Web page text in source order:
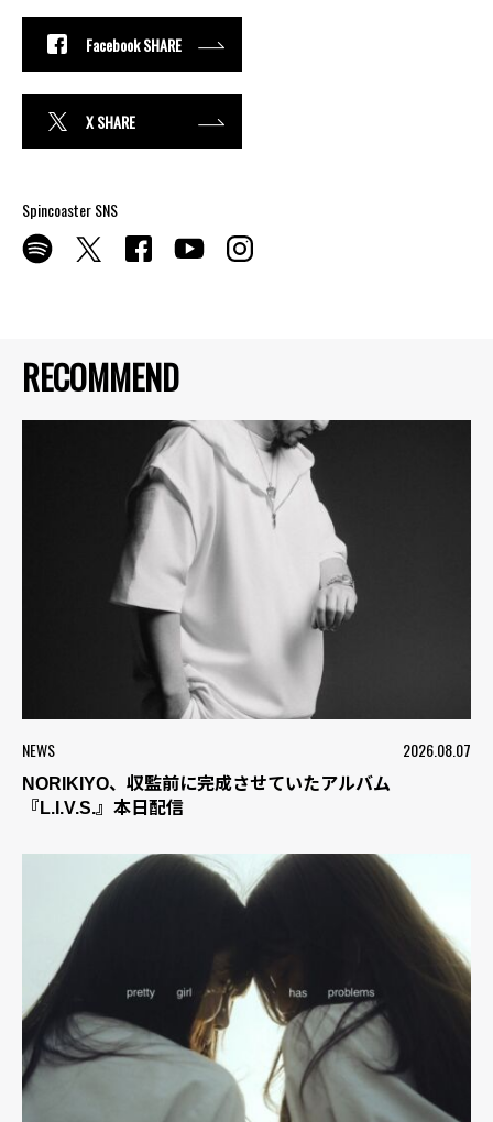
RECOMMEND
NEWS 2026.08.07
NORIKIYO、収監前に完成させていたアルバム
『L.I.V.S.』本日配信
Facebook SHARE
X SHARE
Spincoaster SNS